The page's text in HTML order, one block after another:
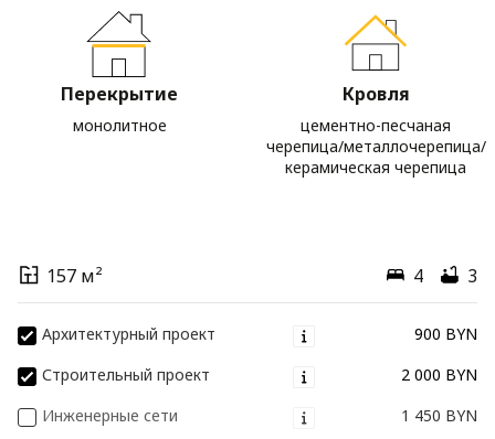
Перекрытие
монолитное
Кровля
цементно-песчаная
черепица/металлочерепица/
керамическая черепица
157 м² 4 3
Архитектурный проект
900 BYN
Строительный проект
2 000 BYN
Инженерные сети
1 450 BYN